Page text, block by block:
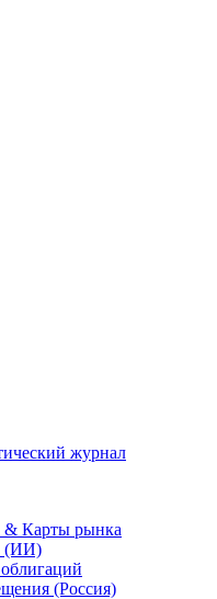
журнал
& Карты рынка
(ИИ)
(Россия)